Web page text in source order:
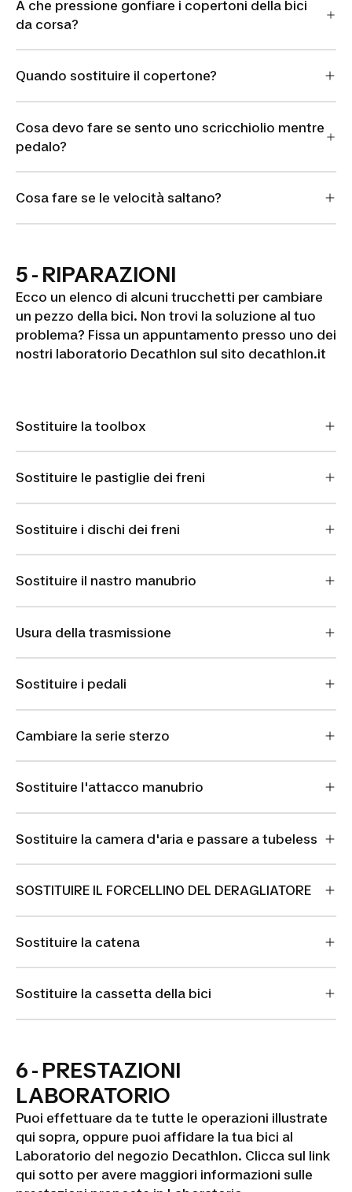
A che pressione gonfiare i copertoni della bici
da corsa?
Quando sostituire il copertone?
Cosa devo fare se sento uno scricchiolio mentre
pedalo?
Cosa fare se le velocità saltano?
5 - RIPARAZIONI
Ecco un elenco di alcuni trucchetti per cambiare
un pezzo della bici. Non trovi la soluzione al tuo
problema? Fissa un appuntamento presso uno dei
nostri laboratorio Decathlon sul sito decathlon.it
Sostituire la toolbox
Sostituire le pastiglie dei freni
Sostituire i dischi dei freni
Sostituire il nastro manubrio
Usura della trasmissione
Sostituire i pedali
Cambiare la serie sterzo
Sostituire l'attacco manubrio
Sostituire la camera d'aria e passare a tubeless
SOSTITUIRE IL FORCELLINO DEL DERAGLIATORE
Sostituire la catena
Sostituire la cassetta della bici
6 - PRESTAZIONI
LABORATORIO
Puoi effettuare da te tutte le operazioni illustrate
qui sopra, oppure puoi affidare la tua bici al
Laboratorio del negozio Decathlon. Clicca sul link
qui sotto per avere maggiori informazioni sulle